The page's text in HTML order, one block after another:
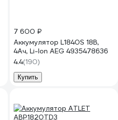
7 600 ₽
Аккумулятор L1840S 18В,
4Ач, Li-Ion AEG 4935478636
4.4(190)
Купить